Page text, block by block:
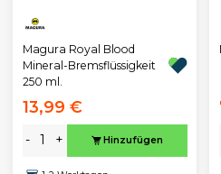
Magura Royal Blood
Mineral-Bremsflüssigkeit
250 ml.
13,99 €
- + Hinzufügen